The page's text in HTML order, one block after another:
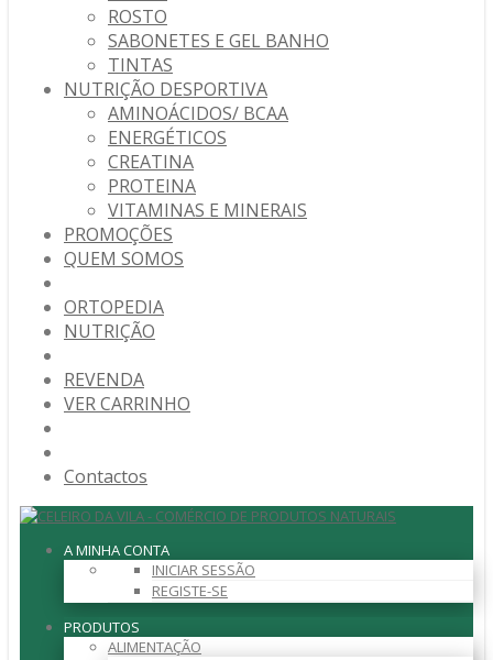
ROSTO
SABONETES E GEL BANHO
TINTAS
NUTRIÇÃO DESPORTIVA
AMINOÁCIDOS/ BCAA
ENERGÉTICOS
CREATINA
PROTEINA
VITAMINAS E MINERAIS
PROMOÇÕES
QUEM SOMOS
ORTOPEDIA
NUTRIÇÃO
REVENDA
VER CARRINHO
Contactos
A MINHA CONTA
INICIAR SESSÃO
REGISTE-SE
PRODUTOS
ALIMENTAÇÃO